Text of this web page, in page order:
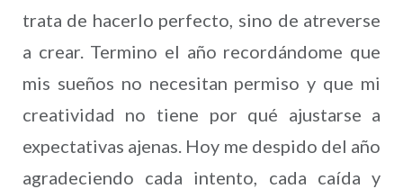
trata de hacerlo perfecto, sino de atreverse
a crear. Termino el año recordándome que
mis sueños no necesitan permiso y que mi
creatividad no tiene por qué ajustarse a
expectativas ajenas. Hoy me despido del año
agradeciendo cada intento, cada caída y